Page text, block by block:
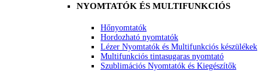
NYOMTATÓK ÉS MULTIFUNKCIÓS
Hőnyomtatók
Hordozható nyomtatók
Lézer Nyomtatók és Multifunkciós készülékek
Multifunkciós tintasugaras nyomtató
Szublimációs Nyomtatók és Kiegészítők